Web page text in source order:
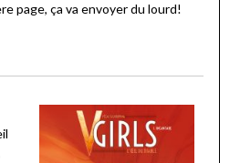
page, ça va envoyer du lourd!